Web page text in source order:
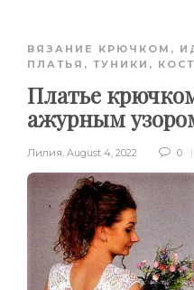
ВЯЗАНИЕ КРЮЧКОМ ,
ПЛАТЬЯ, ТУНИКИ,
Платье
ажурным
Лилия, August 4, 2022 0